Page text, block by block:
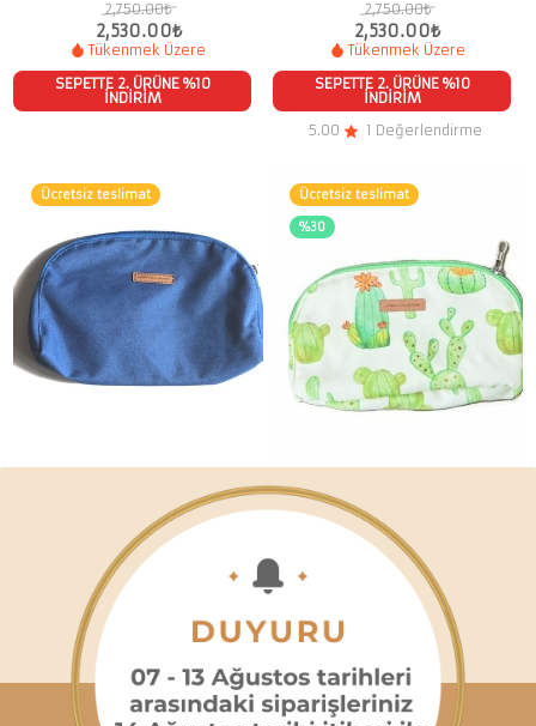
2,750.00₺
2,530.00₺
Tükenmek Üzere
SEPETTE 2. ÜRÜNE %10
İNDİRİM
2,750.00₺
2,530.00₺
Tükenmek Üzere
SEPETTE 2. ÜRÜNE %10
İNDİRİM
5.00 1 Değerlendirme
Ücretsiz teslimat
Saks Makyaj Çantası
850.00
Tükenmek Üzere
SEPETTE 2. ÜRÜNE %10
İNDİRİM
Ücretsiz teslimat
%30
Mini Makyaj Kaktüs Desenli
900.00₺
630.00₺
Tükenmek Üzere
SEPETTE 2. ÜRÜNE %10